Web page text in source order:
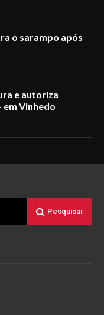
o sarampo após
e autoriza
em Vinhedo
Pesquisar